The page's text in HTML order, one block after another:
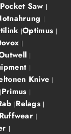
Saw
Optimus
Knive
Primus
Relags
Ruffwear